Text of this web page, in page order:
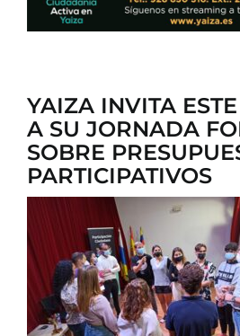
YAIZA INVITA
A SU JORNADA
SOBRE
PARTICIPATIVOS